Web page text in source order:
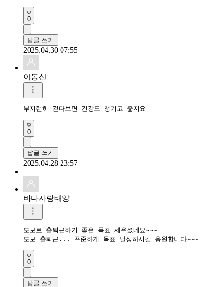
0
답글 쓰기
2025.04.30 07:55
이동선
부지런히 걷다보면 건강도 챙기고 좋지요
0
답글 쓰기
2025.04.28 23:57
바다사랑태양
도보로 출퇴근하기 좋은 목표 세우셨네요~~~
도보 출퇴근... 꾸준하게 목표 달성하시길 응원합니다~~~
0
답글 쓰기